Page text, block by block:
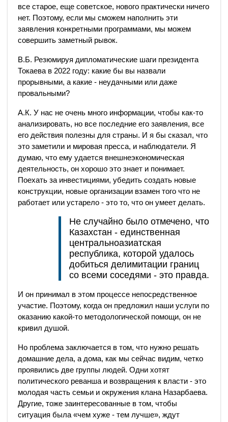
все старое, еще советское, нового практически ничего
нет. Поэтому, если мы сможем наполнить эти
заявления конкретными программами, мы можем
совершить заметный рывок.
В.Б. Резюмируя дипломатические шаги президента
Токаева в 2022 году: какие бы вы назвали
прорывными, а какие - неудачными или даже
провальными?
А.К. У нас не очень много информации, чтобы как-то
анализировать, но все последние его заявления, все
его действия полезны для страны. И я бы сказал, что
это заметили и мировая пресса, и наблюдатели. Я
думаю, что ему удается внешнеэкономическая
деятельность, он хорошо это знает и понимает.
Поехать за инвестициями, убедить создать новые
конструкции, новые организации взамен того что не
работает или устарело - это то, что он умеет делать.
Не случайно было отмечено, что
Казахстан - единственная
центральноазиатская
республика, которой удалось
добиться делимитации границ
со всеми соседями - это правда.
И он принимал в этом процессе непосредственное
участие. Поэтому, когда он предложил наши услуги по
оказанию какой-то методологической помощи, он не
кривил душой.
Но проблема заключается в том, что нужно решать
домашние дела, а дома, как мы сейчас видим, четко
проявились две группы людей. Одни хотят
политического реванша и возвращения к власти - это
молодая часть семьи и окружения клана Назарбаева.
Другие, тоже заинтересованные в том, чтобы
ситуация была «чем хуже - тем лучше», ждут